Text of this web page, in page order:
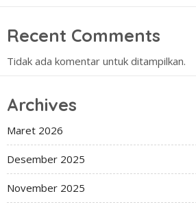
Recent Comments
Tidak ada komentar untuk ditampilkan.
Archives
Maret 2026
Desember 2025
November 2025